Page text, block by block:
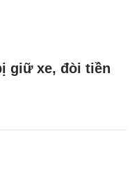
giữ xe, đòi tiền